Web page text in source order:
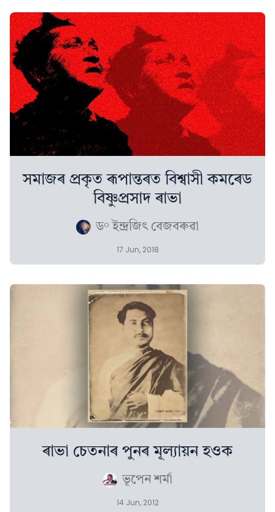
সমাজৰ প্ৰকৃত ৰূপান্তৰত বিশ্বাসী কমৰেড
বিষ্ণুপ্ৰসাদ ৰাভা
ড° ইন্দ্ৰজিৎ বেজবৰুৱা
17 Jun, 2018
ৰাভা চেতনাৰ পুনৰ মূল্যায়ন হওক
ভূপেন শৰ্মা
14 Jun, 2012